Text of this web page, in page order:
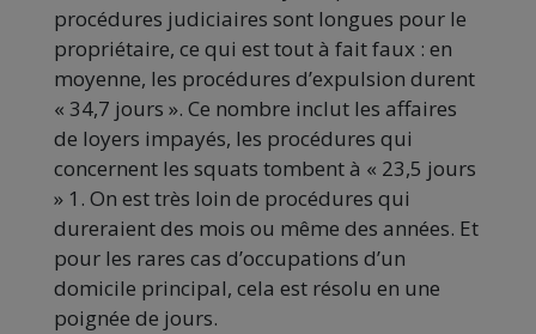
procédures judiciaires sont longues pour le
propriétaire, ce qui est tout à fait faux : en
moyenne, les procédures d’expulsion durent
« 34,7 jours ». Ce nombre inclut les affaires
de loyers impayés, les procédures qui
concernent les squats tombent à « 23,5 jours
» 1. On est très loin de procédures qui
dureraient des mois ou même des années. Et
pour les rares cas d’occupations d’un
domicile principal, cela est résolu en une
poignée de jours.